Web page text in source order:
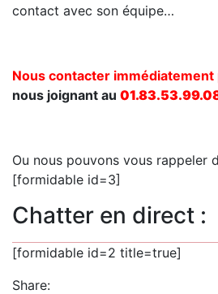
contact avec son équipe…
Nous contacter immédiatement
nous joignant au
Ou nous pouvons vous rappeler
[formidable id=3]
Chatter en direct :
[formidable id=2 title=true]
Share: